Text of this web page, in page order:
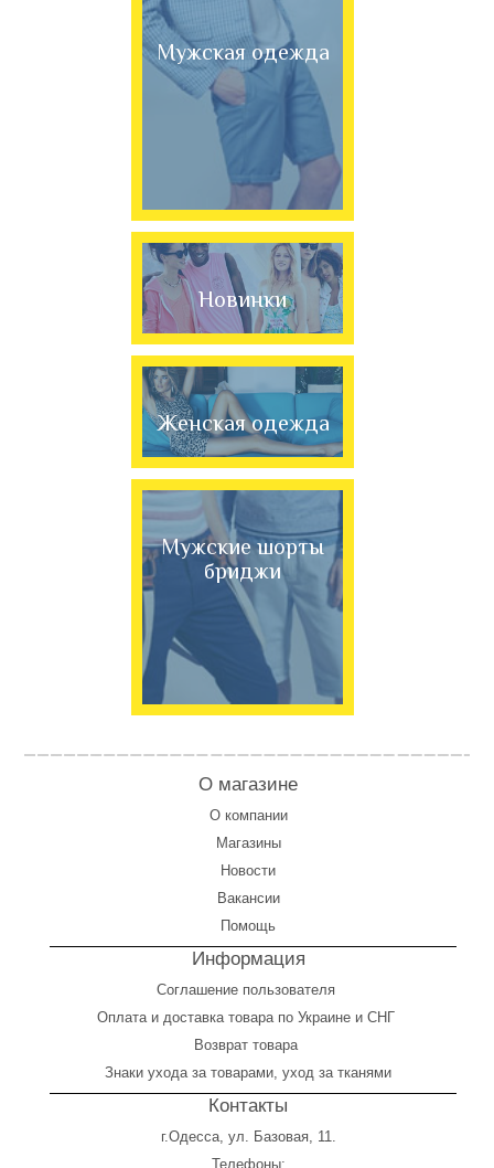
Мужская одежда
Новинки
Женская одежда
Мужские шорты
бриджи
О магазине
О компании
Магазины
Новости
Вакансии
Помощь
Информация
Соглашение пользователя
Оплатаи доставка товара по Украине и СНГ
Возврат товара
Знаки ухода за товарами, уход за тканями
Контакты
г.Одесса, ул. Базовая, 11.
Телефоны: